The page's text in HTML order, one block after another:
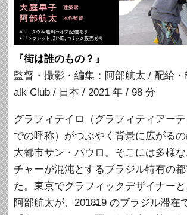
『街は誰のもの？』
監督・撮影・編集：阿部航太 / 配給
alk Club / 日本 / 2021 年 / 98 分
グラフィテイロ（グラフィティアー
での呼称）がつぶやく背景に広がる
大都市サン・パウロ。そこには多様
チャーが混沌とするブラジル特有の
た。東京でグラフィックデザイナー
阿部航太が、2018̶19 のブラジル滞在